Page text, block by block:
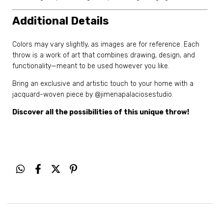
Additional Details
Colors may vary slightly, as images are for reference. Each
throw is a work of art that combines drawing, design, and
functionality—meant to be used however you like.
Bring an exclusive and artistic touch to your home with a
jacquard-woven piece by @jimenapalaciosestudio.
Discover all the possibilities of this unique throw!